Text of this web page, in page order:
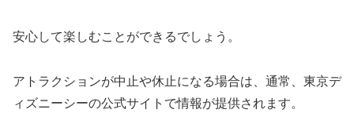
安心して楽しむことができるでしょう。
アトラクションが中止や休止になる場合は、通常、東京デ
ィズニーシーの公式サイトで情報が提供されます。